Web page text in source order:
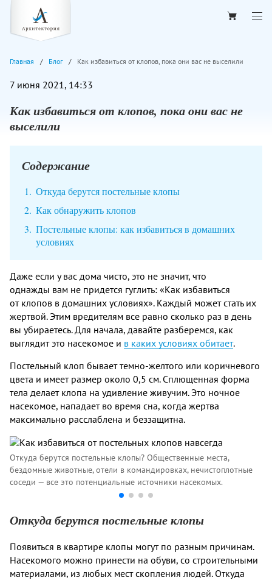
Главная Блог Как избавиться от клопов, пока они вас не выселили
7 июня 2021, 14:33
Как избавиться от клопов, пока они вас не
выселили
Содержание
Откуда берутся постельные клопы
Как обнаружить клопов
Постельные клопы: как избавиться в домашних
условиях
Даже если у вас дома чисто, это не значит, что
однажды вам не придется гуглить: «Как избавиться
от клопов в домашних условиях». Каждый может стать их
жертвой. Этим вредителям все равно сколько раз в день
вы убираетесь. Для начала, давайте разберемся, как
выглядит это насекомое и в каких условиях обитает.
Постельный клоп бывает темно-желтого или коричневого
цвета и имеет размер около 0,5 см. Сплющенная форма
тела делает клопа на удивление живучим. Это ночное
насекомое, нападает во время сна, когда жертва
максимально расслаблена и беззащитна.
Откуда берутся постельные клопы? Общественные места,
бездомные животные, отели в командировках, нечистоплотные
соседи — все это потенциальные источники насекомых.
Откуда берутся постельные клопы
Появиться в квартире клопы могут по разным причинам.
Насекомого можно принести на обуви, со строительными
материалами, из любых мест скопления людей. Откуда